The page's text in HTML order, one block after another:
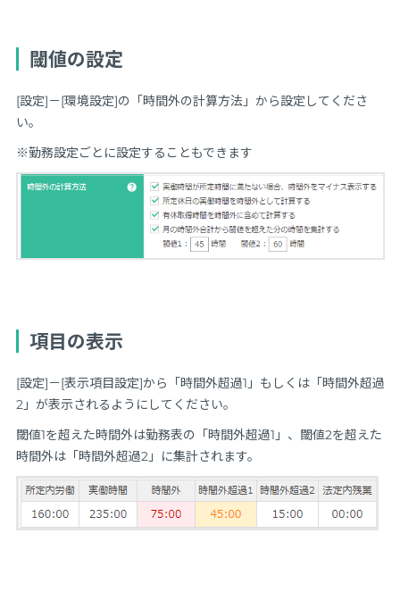
閾値の設定
[設定]－[環境設定]の「時間外の計算方法」から設定してくださ
い。
※勤務設定ごとに設定することもできます
項目の表示
[設定]－[表示項目設定]から「時間外超過1」もしくは「時間外超過
2」が表示されるようにしてください。
閾値1を超えた時間外は勤務表の「時間外超過1」、閾値2を超えた
時間外は「時間外超過2」に集計されます。